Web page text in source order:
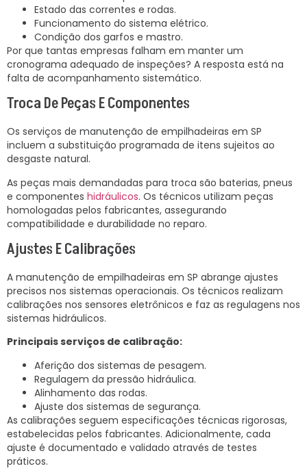
Estado das correntes e rodas.
Funcionamento do sistema elétrico.
Condição dos garfos e mastro.
Por que tantas empresas falham em manter um
cronograma adequado de inspeções? A resposta está na
falta de acompanhamento sistemático.
Troca De Peças E Componentes
Os serviços de manutenção de empilhadeiras em SP
incluem a substituição programada de itens sujeitos ao
desgaste natural.
As peças mais demandadas para troca são baterias, pneus
e componentes hidráulicos. Os técnicos utilizam peças
homologadas pelos fabricantes, assegurando
compatibilidade e durabilidade no reparo.
Ajustes E Calibrações
A manutenção de empilhadeiras em SP abrange ajustes
precisos nos sistemas operacionais. Os técnicos realizam
calibrações nos sensores eletrônicos e faz as regulagens nos
sistemas hidráulicos.
Principais serviços de calibração:
Aferição dos sistemas de pesagem.
Regulagem da pressão hidráulica.
Alinhamento das rodas.
Ajuste dos sistemas de segurança.
As calibrações seguem especificações técnicas rigorosas,
estabelecidas pelos fabricantes. Adicionalmente, cada
ajuste é documentado e validado através de testes
práticos.